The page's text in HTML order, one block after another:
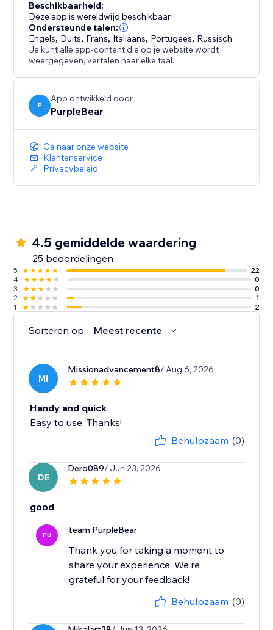
Beschikbaarheid:
Deze app is wereldwijd beschikbaar.
Ondersteunde talen:
Engels, Duits, Frans, Italiaans, Portugees, Russisch
Je kunt alle app-content die op je website wordt
weergegeven, vertalen naar elke taal.
P
App ontwikkeld door
PurpleBear
Ga naar onze website
Klantenservice
Privacybeleid
4.5 gemiddelde waardering
25 beoordelingen
5
22
4
0
3
0
2
1
1
2
Sorteren op: Meest recente
MI
Missionadvancement8/ Aug 6, 2026
Handy and quick
Easy to use. Thanks!
Behulpzaam (0)
DE
Dero089/ Jun 23, 2026
good
PU team PurpleBear
Thank you for taking a moment to
share your experience. We're
grateful for your feedback!
Behulpzaam (0)